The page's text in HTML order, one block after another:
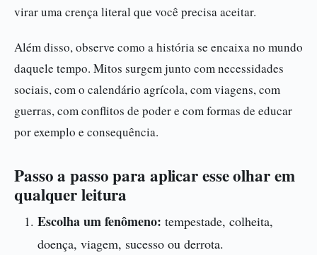
virar uma crença literal que você precisa aceitar.
Além disso, observe como a história se encaixa no mundo
daquele tempo. Mitos surgem junto com necessidades
sociais, com o calendário agrícola, com viagens, com
guerras, com conflitos de poder e com formas de educar
por exemplo e consequência.
Passo a passo para aplicar esse olhar em
qualquer leitura
Escolha um fenômeno: tempestade, colheita,
doença, viagem, sucesso ou derrota.